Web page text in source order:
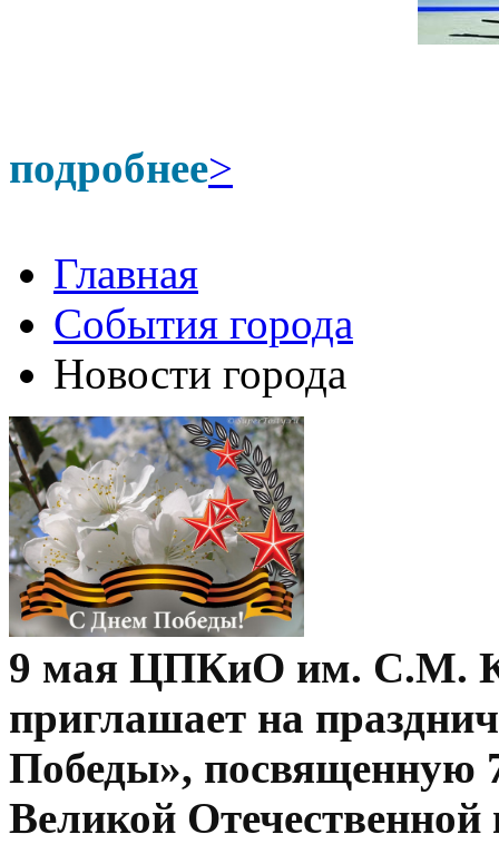
подробнее>
Главная
События города
Новости города
9 мая ЦПКиО им. С.М.
приглашает на
Победы», посвященную
Великой